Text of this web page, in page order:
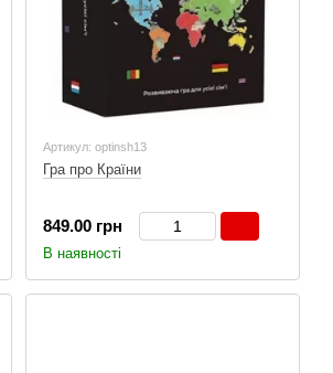
Артикул: optinsh13
Гра про Країни
849.00 грн
В наявності